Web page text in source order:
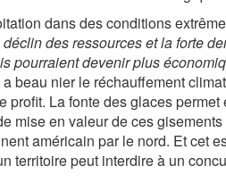
dans des conditions
déclin des ressources et la forte
pourraient devenir plus
beau nier le réchauffement
La fonte des glaces permet
mise en valeur de ces gisements
américain par le nord. Et cet
territoire peut interdire à un